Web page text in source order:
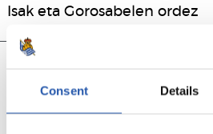
Consent Details
Isak eta Gorosabelen ordez
Merinorentzat